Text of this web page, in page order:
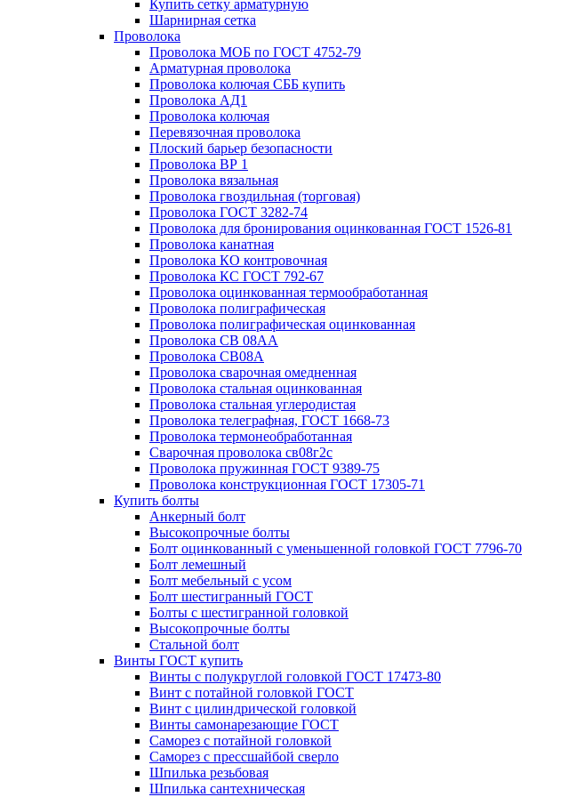
Купить сетку арматурную
Шарнирная сетка
Проволока
Проволока МОБ по ГОСТ 4752-79
Арматурная проволока
Проволока колючая СББ купить
Проволока АД1
Проволока колючая
Перевязочная проволока
Плоский барьер безопасности
Проволока ВР 1
Проволока вязальная
Проволока гвоздильная (торговая)
Проволока ГОСТ 3282-74
Проволока для бронирования оцинкованная ГОСТ 1526-81
Проволока канатная
Проволока КО контровочная
Проволока КС ГОСТ 792-67
Проволока оцинкованная термообработанная
Проволока полиграфическая
Проволока полиграфическая оцинкованная
Проволока СВ 08АА
Проволока СВ08А
Проволока сварочная омедненная
Проволока стальная оцинкованная
Проволока стальная углеродистая
Проволока телеграфная, ГОСТ 1668-73
Проволока термонеобработанная
Сварочная проволока св08г2с
Проволока пружинная ГОСТ 9389-75
Проволока конструкционная ГОСТ 17305-71
Купить болты
Анкерный болт
Высокопрочные болты
Болт оцинкованный с уменьшенной головкой ГОСТ 7796-70
Болт лемешный
Болт мебельный с усом
Болт шестигранный ГОСТ
Болты с шестигранной головкой
Высокопрочные болты
Стальной болт
Винты ГОСТ купить
Винты с полукруглой головкой ГОСТ 17473-80
Винт с потайной головкой ГОСТ
Винт с цилиндрической головкой
Винты самонарезающие ГОСТ
Саморез с потайной головкой
Саморез с прессшайбой сверло
Шпилька резьбовая
Шпилька сантехническая